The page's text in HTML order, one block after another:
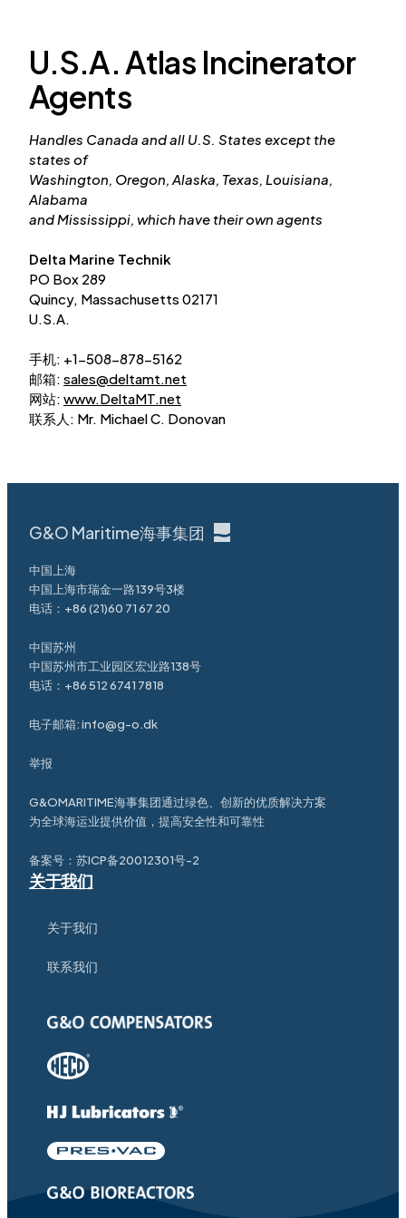
U.S.A. Atlas Incinerator
Agents
Handles Canada and all U.S. States except the
states of
Washington, Oregon, Alaska, Texas, Louisiana,
Alabama
and Mississippi, which have their own agents
Delta Marine Technik
PO Box 289
Quincy, Massachusetts 02171
U.S.A.
手机: +1-508-878-5162
邮箱: sales@deltamt.net
网站: www.DeltaMT.net
联系人: Mr. Michael C. Donovan
G&O Maritime海事集团
中国上海
中国上海市瑞金一路139号3楼
电话： +86 (21)60 71 67 20
中国苏州
中国苏州市工业园区宏业路138号
电话： +86 512 6741 7818
电子邮箱:info@g-o.dk
举报
G&OMARITIME海事集团通过绿色、创新的优质解决方案
为全球海运业提供价值，提高安全性和可靠性
备案号： 苏ICP备20012301号-2
关于我们
关于我们
联系我们